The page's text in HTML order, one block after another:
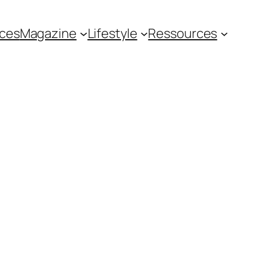
Magazine Lifestyle Ressources